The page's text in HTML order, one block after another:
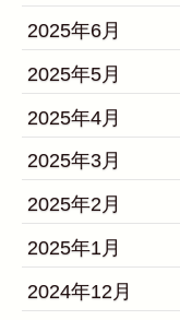
2025年6月
2025年5月
2025年4月
2025年3月
2025年2月
2025年1月
2024年12月